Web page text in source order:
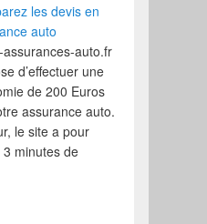
les devis en
auto
assurances-auto.fr
d’effectuer une
de 200 Euros
assurance auto.
le site a pour
minutes de